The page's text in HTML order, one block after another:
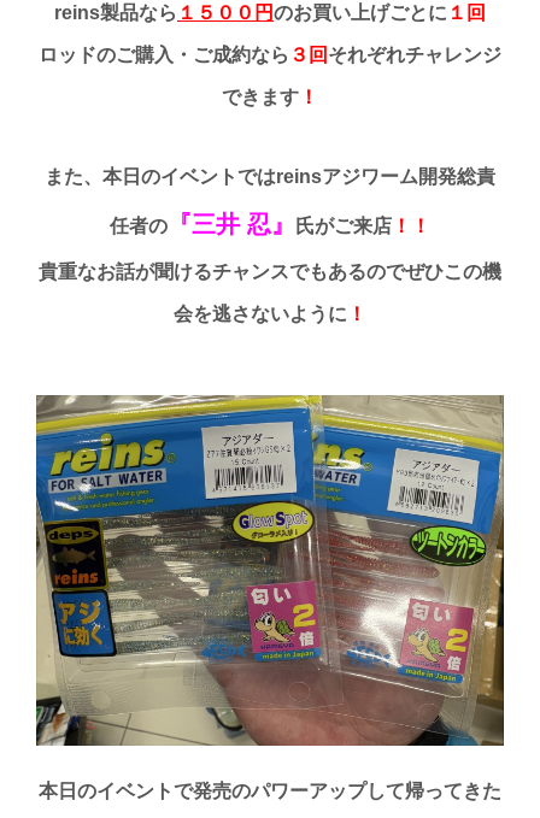
reins製品なら １５００円のお買い上げごとに １回
ロッドのご購入・ご成約なら ３回 それぞれチャレンジ
できます ！
また、本日のイベントではreinsアジワーム開発総責
任者の 『三井 忍』 氏がご来店 ！！
貴重なお話が聞けるチャンスでもあるのでぜひこの機
会を逃さないように ！
本日のイベントで発売のパワーアップして帰ってきた